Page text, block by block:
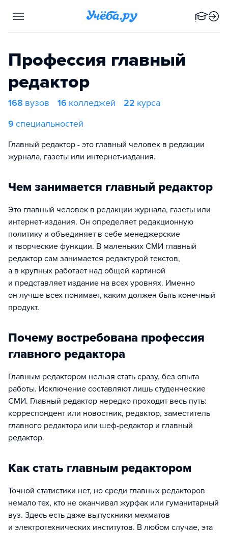
Профессия главный
редактор
168 вузов 16 колледжей 22 курса
9 специальностей
Главный редактор - это главный человек в редакции
журнала, газеты или интернет-издания.
Чем занимается главный редактор
Это главный человек в редакции журнала, газеты или
интернет-издания. Он определяет редакционную
политику и объединяет в себе менеджерские
и творческие функции. В маленьких СМИ главный
редактор сам занимается редактурой текстов,
а в крупных работает над общей картиной
и представляет издание на всех уровнях. Именно
он лучше всех понимает, каким должен быть конечный
продукт.
Почему востребована профессия
главного редактора
Главным редактором нельзя стать сразу, без опыта
работы. Исключение составляют лишь студенческие
СМИ. Главный редактор нередко проходит весь путь:
корреспондент или новостник, редактор, заместитель
главного редактора или шеф-редактор и главный
редактор.
Как стать главным редактором
Точной статистики нет, но среди главных редакторов
немало тех, кто не оканчивал журфак или гуманитарный
вуз. Здесь есть даже выпускники мехматов
и электротехнических институтов. В любом случае, эта